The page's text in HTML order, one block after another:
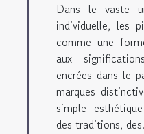
Dans le vaste
individuelle, les
comme une
aux
encrées dans le
marques
simple
des traditions,